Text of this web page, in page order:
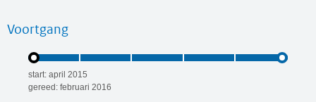
Voortgang
start: april 2015
gereed: februari 2016